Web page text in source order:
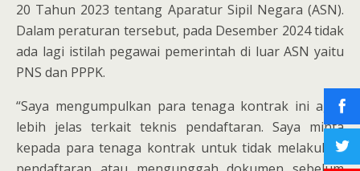
20 Tahun 2023 tentang Aparatur Sipil Negara (ASN).
Dalam peraturan tersebut, pada Desember 2024 tidak
ada lagi istilah pegawai pemerintah di luar ASN yaitu
PNS dan PPPK.
“Saya mengumpulkan para tenaga kontrak ini agar
lebih jelas terkait teknis pendaftaran. Saya minta
kepada para tenaga kontrak untuk tidak melakukan